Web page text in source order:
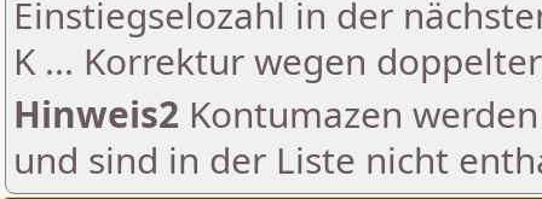
Einstiegselozahl in der
K ... Korrektur wegen
Hinweis2 Kontumazen
und sind in der Liste nicht